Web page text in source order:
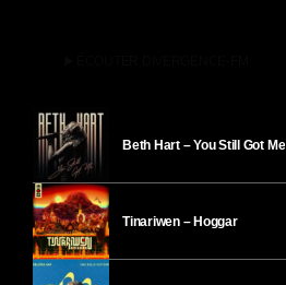
Beth Hart – You Still Got Me
Tinariwen – Hoggar